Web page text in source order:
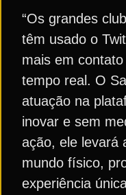
“Os grandes
têm usado o
mais em
tempo real. O
atuação na
inovar e sem
ação, ele levará
mundo físico,
experiência